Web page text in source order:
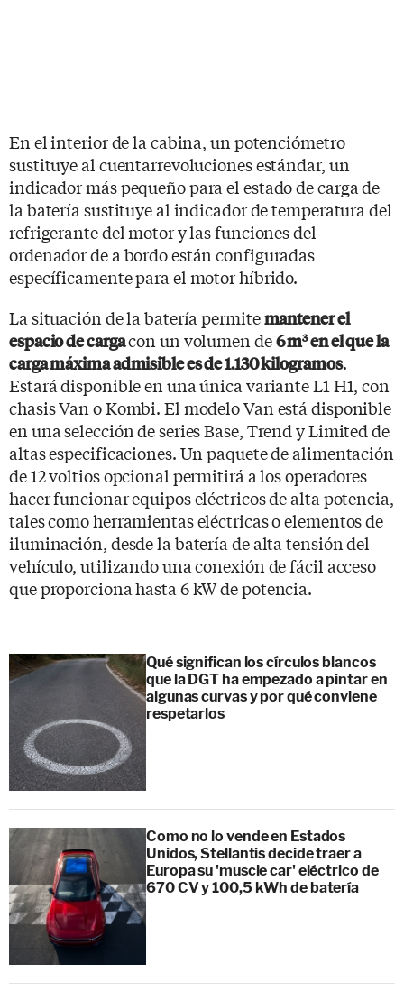
En el interior de la cabina, un potenciómetro
sustituye al cuentarrevoluciones estándar, un
indicador más pequeño para el estado de carga de
la batería sustituye al indicador de temperatura del
refrigerante del motor y las funciones del
ordenador de a bordo están configuradas
específicamente para el motor híbrido.
La situación de la batería permitemantener el
espacio de cargacon un volumen de6 m3en el que la
carga máxima admisible es de 1.130 kilogramos.
Estará disponible en una única variante L1 H1, con
chasis Van o Kombi. El modelo Van está disponible
en una selección de series Base, Trend y Limited de
altas especificaciones. Un paquete de alimentación
de 12 voltios opcional permitirá a los operadores
hacer funcionar equipos eléctricos de alta potencia,
tales como herramientas eléctricas o elementos de
iluminación, desde la batería de alta tensión del
vehículo, utilizando una conexión de fácil acceso
que proporciona hasta 6 kW de potencia.
Qué significan los círculos blancos
que la DGT ha empezado a pintar en
algunas curvas y por qué conviene
respetarlos
Como no lo vende en Estados
Unidos, Stellantis decide traer a
Europa su 'muscle car' eléctrico de
670 CV y 100,5 kWh de batería